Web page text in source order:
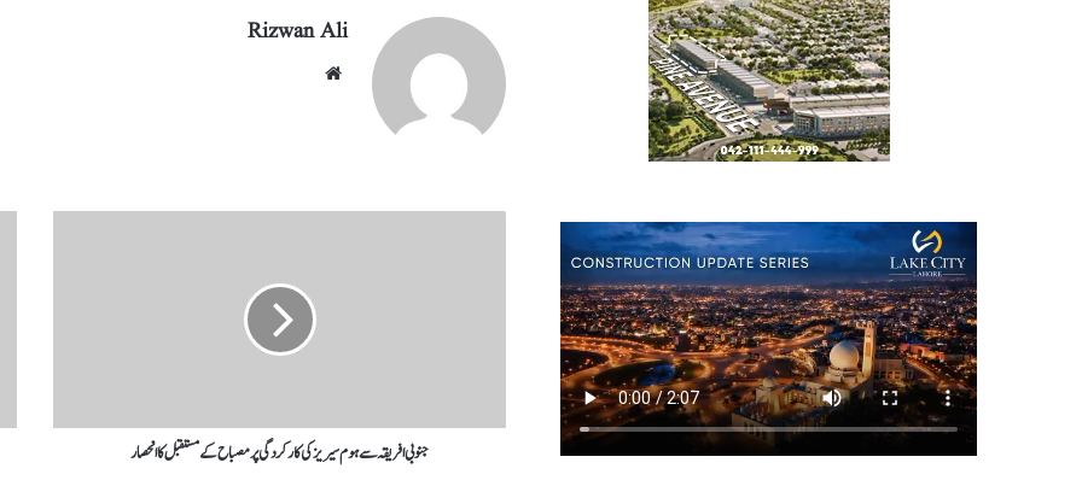
Rizwan Ali
جنوبی افریقہ سے ہوم سیریز کی کارکردگی پر مصباح کے مستقبل کا انحصار